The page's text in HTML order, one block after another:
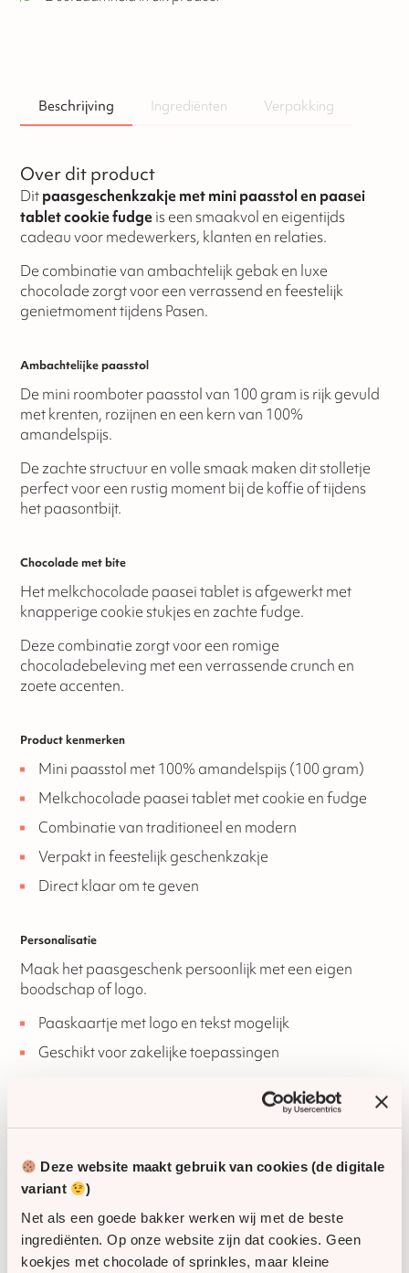
Deze website maakt gebruik van cookies (de digitale
variant
)
Net als een goede bakker werken wij met de beste
ingrediënten. Op onze website zijn dat cookies. Geen
koekjes met chocolade of sprinkles, maar kleine
Beschrijving Ingrediënten Verpakking
Over dit product
Dit paasgeschenkzakje met mini paasstol en paasei
tablet cookie fudge is een smaakvol en eigentijds
cadeau voor medewerkers, klanten en relaties.
De combinatie van ambachtelijk gebak en luxe
chocolade zorgt voor een verrassend en feestelijk
genietmoment tijdens Pasen.
Ambachtelijke paasstol
De mini roomboter paasstol van 100 gram is rijk gevuld
met krenten, rozijnen en een kern van 100%
amandelspijs.
De zachte structuur en volle smaak maken dit stolletje
perfect voor een rustig moment bij de koffie of tijdens
het paasontbijt.
Chocolade met bite
Het melkchocolade paasei tablet is afgewerkt met
knapperige cookie stukjes en zachte fudge.
Deze combinatie zorgt voor een romige
chocoladebeleving met een verrassende crunch en
zoete accenten.
Product kenmerken
Mini paasstol met 100% amandelspijs (100 gram)
Melkchocolade paasei tablet met cookie en fudge
Combinatie van traditioneel en modern
Verpakt in feestelijk geschenkzakje
Direct klaar om te geven
Personalisatie
Maak het paasgeschenk persoonlijk met een eigen
boodschap of logo.
Paaskaartje met logo en tekst mogelijk
Geschikt voor zakelijke toepassingen
naar meerdere adressen binnen Nederland.
Levering op kantoor of afdeling
Verzending naar medewerkers of relaties thuis
Producten worden zorgvuldig en vers verpakt